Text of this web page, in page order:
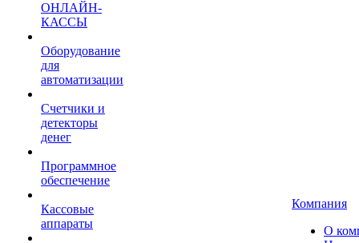
ОНЛАЙН-
КАССЫ
Оборудование
для
автоматизации
Счетчики и
детекторы
денег
Программное
обеспечение
Кассовые
аппараты
Компания
О